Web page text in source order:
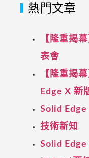
熱門文章
【隆重揭
表會
【隆重揭
Edge X 新
Solid Edge
技術新知
Solid Edge